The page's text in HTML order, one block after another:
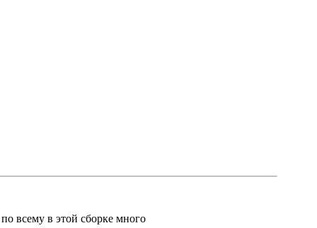
всему в этой сборке много